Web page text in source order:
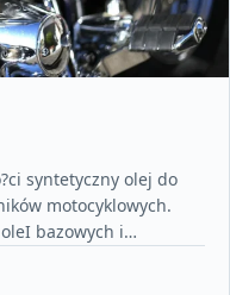
syntetyczny olej do
motocyklowych.
bazowych i